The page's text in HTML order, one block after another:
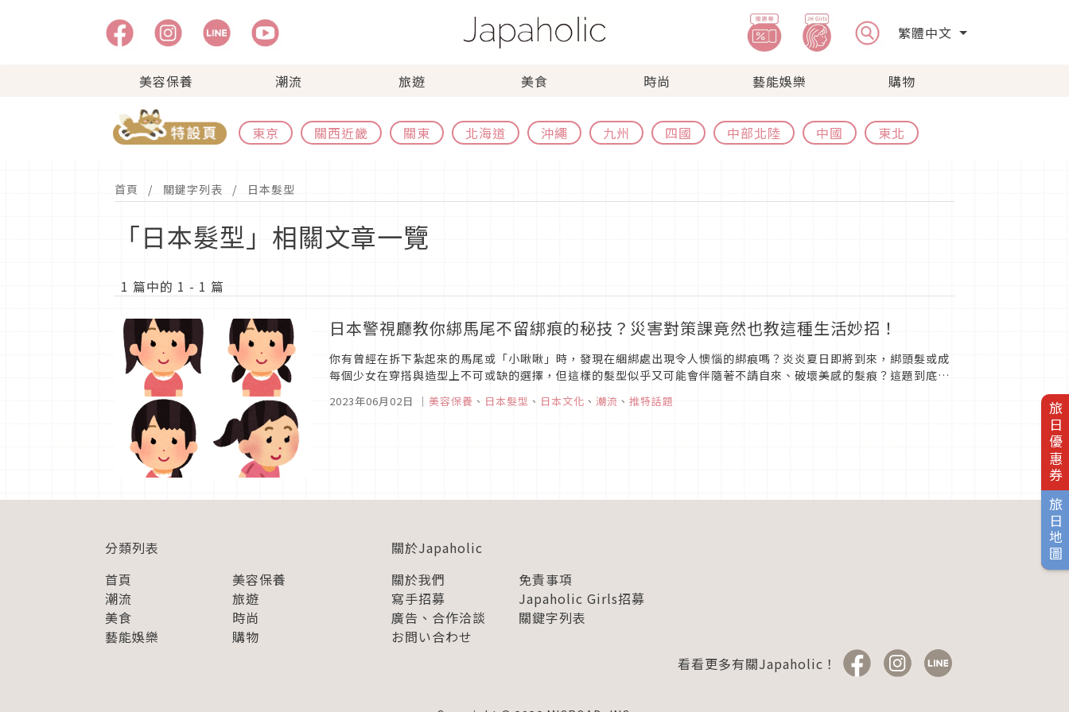
繁體中文
美容保養 潮流 旅遊 美食 時尚 藝能娛樂 購物
東京 關西近畿 關東 北海道 沖繩 九州 四國 中部北陸 中國 東北
旅日優惠券
旅日地圖
首頁 關鍵字列表 日本髮型
「日本髮型」相關文章一覽
1 篇中的 1 - 1 篇
日本警視廳教你綁馬尾不留綁痕的秘技？災害對策課竟然也教這種生活妙招！
你有曾經在拆下紮起來的馬尾或「小啾啾」時，發現在綑綁處出現令人懊惱的綁痕嗎？炎炎夏日即將到來，綁頭髮或成
每個少女在穿搭與造型上不可或缺的選擇，但這樣的髮型似乎又可能會伴隨著不請自來、破壞美感的髮痕？這題到底該
怎麼解呢？不如就來試試看日本警視廳警備部災害對策課（@MPD_bousai）所提供給大家的妙...
2023年06月02日 ｜ 美容保養 、 日本髮型 、 日本文化 、 潮流 、 推特話題
分類列表
首頁
美容保養
潮流
旅遊
美食
時尚
藝能娛樂
購物
關於Japaholic
關於我們
免責事項
寫手招募
Japaholic Girls招募
廣告、合作洽談
關鍵字列表
お問い合わせ
看看更多有關Japaholic！